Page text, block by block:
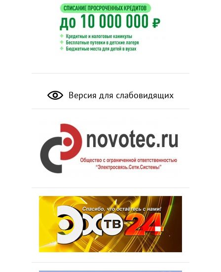
Версия для слабовидящих